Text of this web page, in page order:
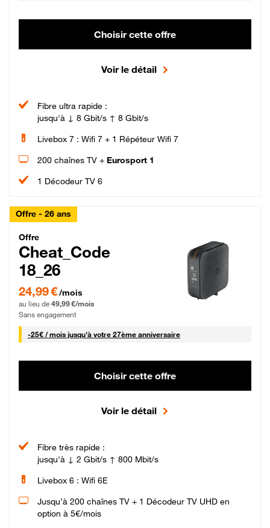
Choisir cette offre
Voir le détail
Fibre ultra rapide :
jusqu'à ↓ 8 Gbit/s ↑ 8 Gbit/s
Livebox 7 : Wifi 7 + 1 Répéteur Wifi 7
200 chaînes TV + Eurosport 1
1 Décodeur TV 6
Offre - 26 ans
Cheat_Code Fibre_18_26
Offre
Cheat_Code
18_26
24,99 € par mois pendant 0 mois puis 49,99 € par mois, Sans engagement
24,99 €/mois
au lieu de 49,99 €/mois
Sans engagement
-25€ / mois25 € par mois
jusqu'à votre 27ème anniversaire
Choisir cette offre
Voir le détail
Fibre très rapide :
jusqu'à ↓ 2 Gbit/s ↑ 800 Mbit/s
Livebox 6 : Wifi 6E
Jusqu’à 200 chaînes TV + 1 Décodeur TV UHD en
option à 5€/mois